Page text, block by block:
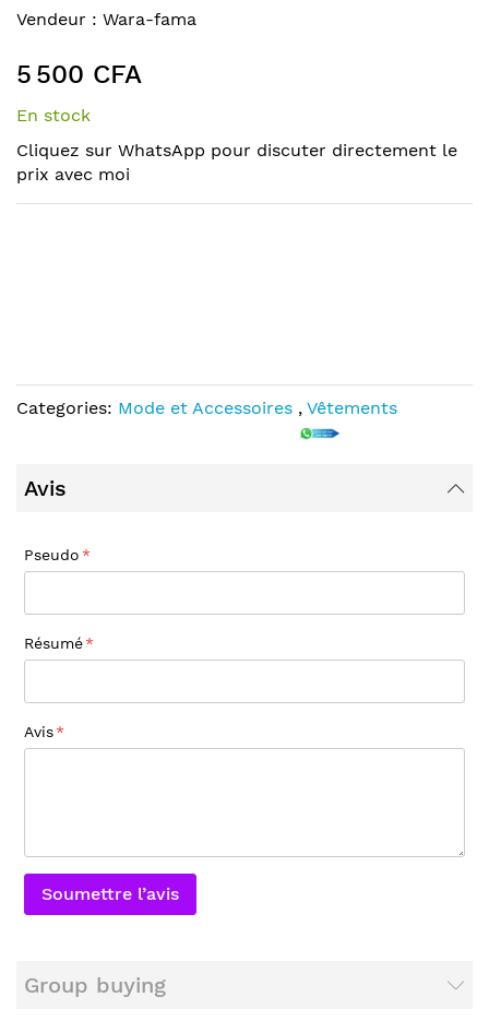
to
end
of
the
gallery
Skip
the
beginning
of
images
gallery
Vendeur : Wara-fama
5 500 CFA
En stock
Cliquez sur WhatsApp pour discuter directement le
prix avec moi
Categories: Mode et Accessoires , Vêtements
Avis
Pseudo
Résumé
Avis
Soumettre l’avis
Group buying